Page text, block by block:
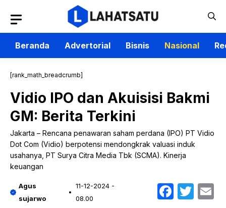
isi
Beranda
Advertorial Bisnis Nasional
[rank_math_breadcrumb]
Vidio IPO dan Akuisisi Bakmi
GM: Berita Terkini
Jakarta – Rencana penawaran saham perdana (IPO) PT Vidio
Dot Com (Vidio) berpotensi mendongkrak valuasi induk
usahanya, PT Surya Citra Media Tbk (SCMA). Kinerja
keuangan
Agus
sujarwo
11-12-2024 -
08.00